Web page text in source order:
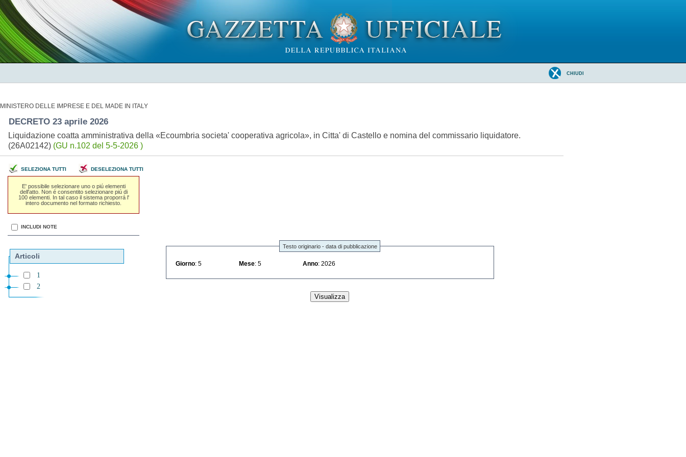
CHIUDI
MINISTERO DELLE IMPRESE E DEL MADE IN ITALY
DECRETO 23 aprile 2026
Liquidazione coatta amministrativa della «Ecoumbria societa' cooperativa agricola», in Citta' di Castello e nomina del commissario liquidatore.
(26A02142) (GU n.102 del 5-5-2026 )
SELEZIONA TUTTI DESELEZIONA TUTTI
E' possibile selezionare uno o piú elementi
dell'atto. Non é consentito selezionare piú di
100 elementi. In tal caso il sistema proporrá l'
intero documento nel formato richiesto.
INCLUDI NOTE
Articoli
1
2
Testo originario - data di pubblicazione
Giorno : 5 Mese : 5 Anno : 2026